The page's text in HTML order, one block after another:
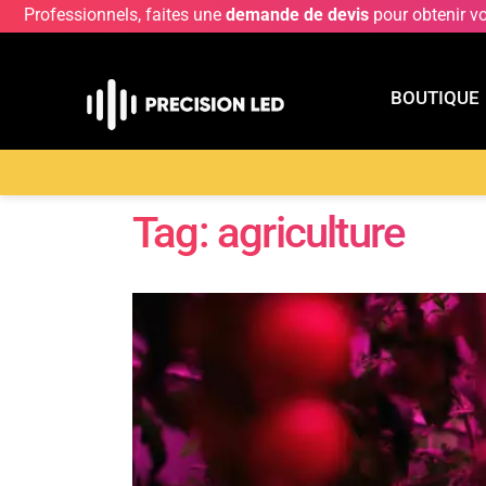
Professionnels, faites une demande de devis pour obtenir
BOUTIQUE
Tag: agriculture